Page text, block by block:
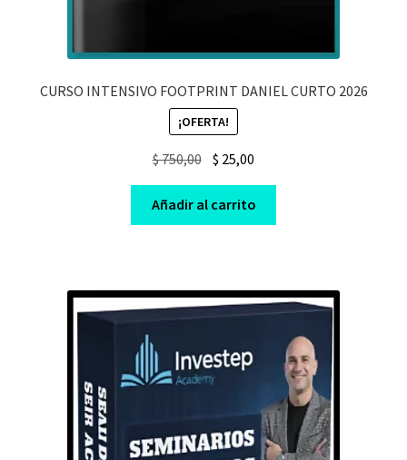
CURSO INTENSIVO FOOTPRINT DANIEL CURTO 2026
¡OFERTA!
$750,00 Original
was:
$ 750,00.
$ 25,00
is:
$ 25,00.
Añadir al carrito